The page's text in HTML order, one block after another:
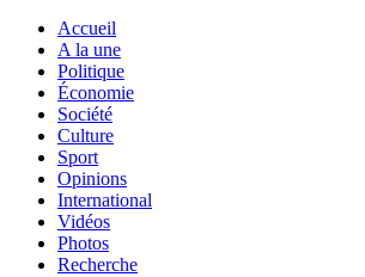
Accueil
A la une
Politique
Économie
Société
Culture
Sport
Opinions
International
Vidéos
Photos
Recherche